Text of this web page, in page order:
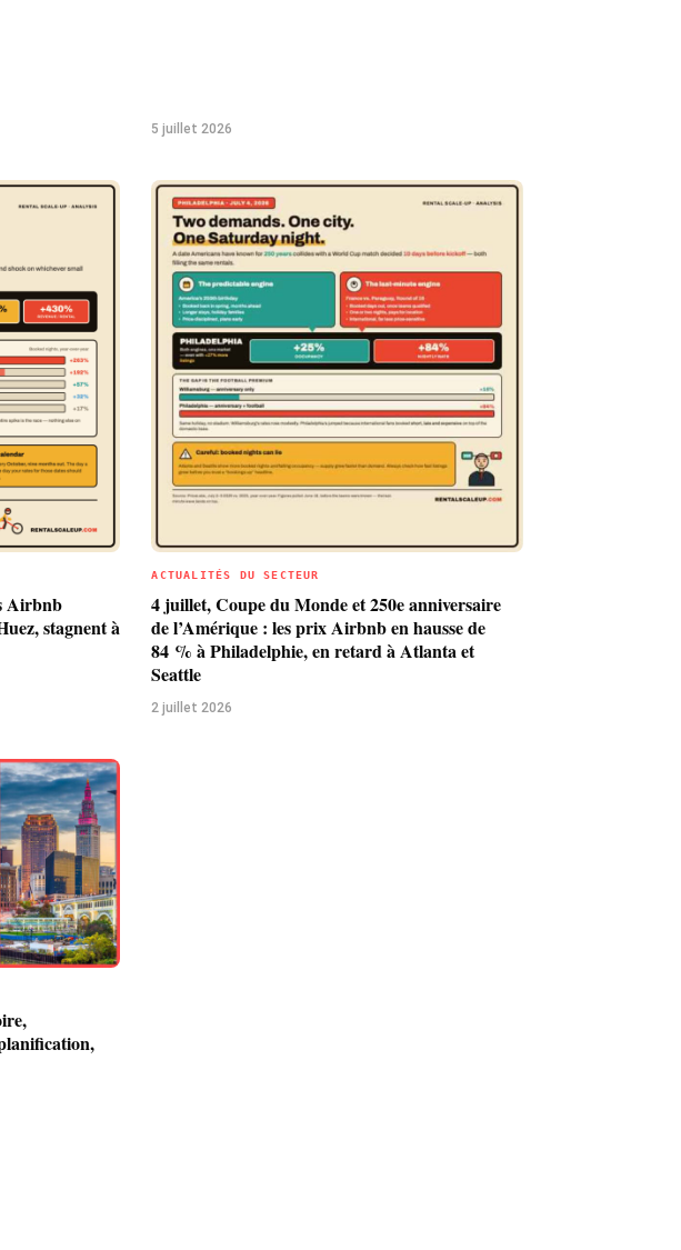
5 juillet 2026
Airbnb
stagnent à
ACTUALITÉS DU SECTEUR
4 juillet, Coupe du Monde et 250e anniversaire
de l’Amérique : les prix Airbnb en hausse de
84 % à Philadelphie, en retard à Atlanta et
Seattle
2 juillet 2026